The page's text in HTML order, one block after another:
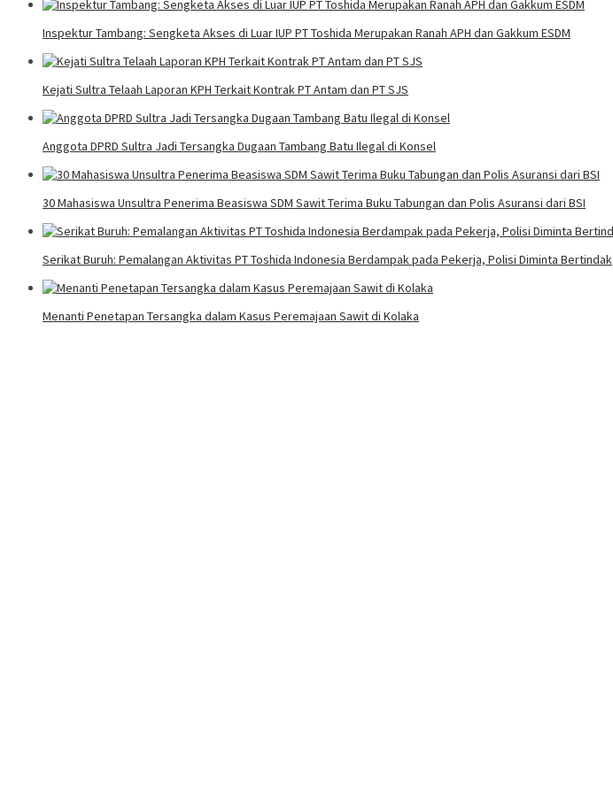
Inspektur Tambang: Sengketa Akses di Luar IUP PT Toshida Merupakan Ranah APH dan Gakkum ESDM
Kejati Sultra Telaah Laporan KPH Terkait Kontrak PT Antam dan PT SJS
Anggota DPRD Sultra Jadi Tersangka Dugaan Tambang Batu Ilegal di Konsel
30 Mahasiswa Unsultra Penerima Beasiswa SDM Sawit Terima Buku Tabungan dan Polis Asuransi dari BSI
Serikat Buruh: Pemalangan Aktivitas PT Toshida Indonesia Berdampak pada Pekerja, Polisi Diminta Bertindak
Menanti Penetapan Tersangka dalam Kasus Peremajaan Sawit di Kolaka